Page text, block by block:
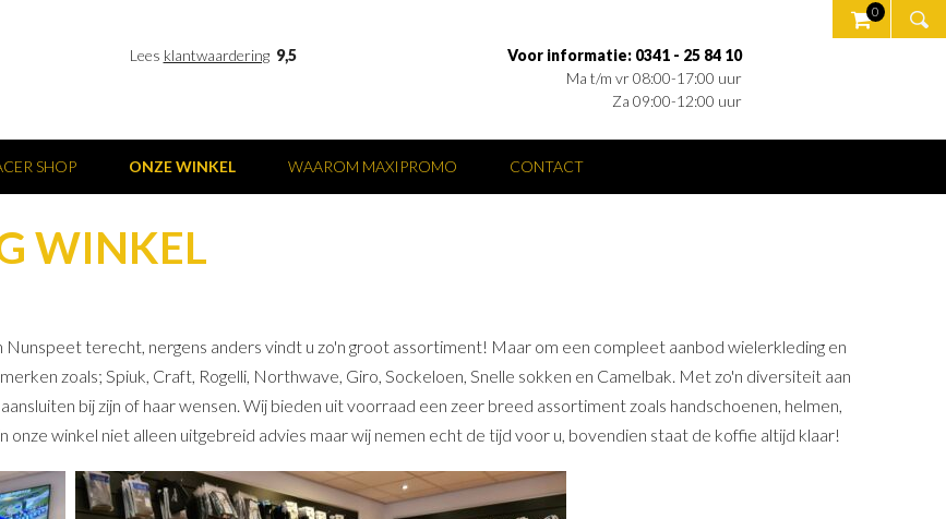
Lees klantwaardering 9,5
Voor informatie: 0341 - 25 84 10
Ma t/m vr 08:00-17:00 uur
Za 09:00-12:00 uur
0
SHOP ONZE WINKEL WAAROM MAXIPROMO CONTACT
WINKEL
terecht, nergens anders vindt u zo'n groot assortiment! Maar om een compleet aanbod wielerkleding en
zoals; Spiuk, Craft, Rogelli, Northwave, Giro, Sockeloen, Snelle sokken en Camelbak. Met zo'n diversiteit aan
bij zijn of haar wensen. Wij bieden uit voorraad een zeer breed assortiment zoals handschoenen, helmen,
winkel niet alleen uitgebreid advies maar wij nemen echt de tijd voor u, bovendien staat de koffie altijd klaar!